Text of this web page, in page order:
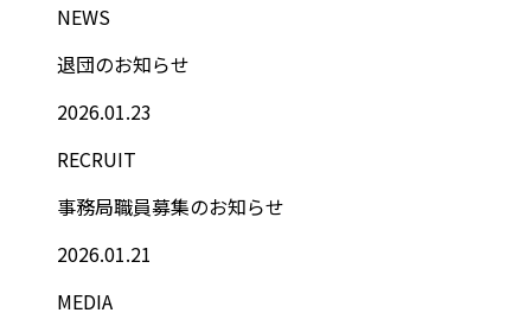
NEWS
退団のお知らせ
2026.01.23
RECRUIT
事務局職員募集のお知らせ
2026.01.21
MEDIA